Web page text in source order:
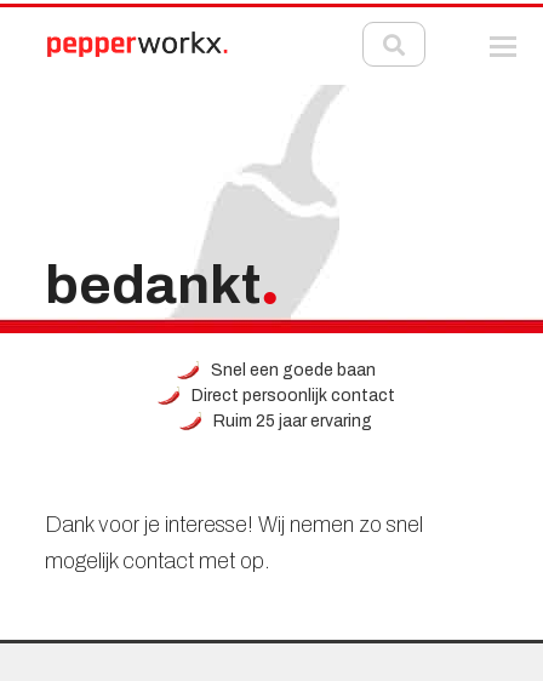
bedankt
Snel een goede baan
Direct persoonlijk contact
Ruim 25 jaar ervaring
Dank voor je interesse! Wij nemen zo snel
mogelijk contact met op.